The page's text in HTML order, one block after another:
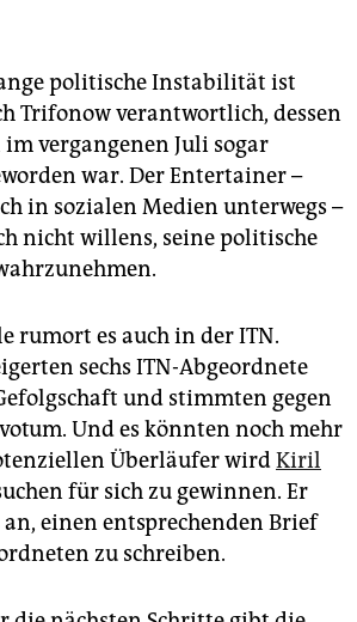
politische Instabilität ist
Trifonow verantwortlich, dessen
im vergangenen Juli sogar
war. Der Entertainer –
in sozialen Medien unterwegs –
nicht willens, seine politische
rumort es auch in der ITN.
sechs ITN-Abgeordnete
und stimmten gegen
Und es könnten noch mehr
Überläufer wirdKiril
für sich zu gewinnen. Er
einen entsprechenden Brief
zu schreiben.